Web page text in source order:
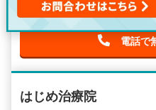
電話で
はじめ治療院